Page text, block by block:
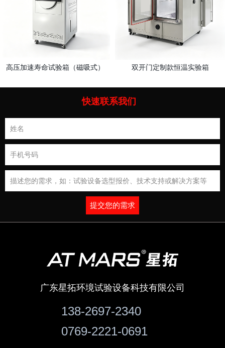
高压加速寿命试验箱（磁吸式） 双开门定制款恒温实验箱
快速联系我们
提交您的需求
广东星拓环境试验设备科技有限公司
138-2697-2340
0769-2221-0691